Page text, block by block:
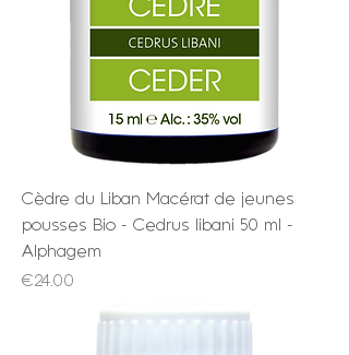
Cèdre du Liban Macérat de jeunes
pousses Bio - Cedrus libani 50 ml -
Alphagem
Price
€24.00